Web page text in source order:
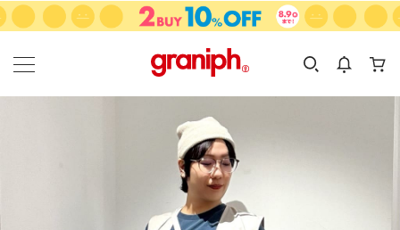
カテゴリーから探す
KIDS
カテゴリ
サイズ